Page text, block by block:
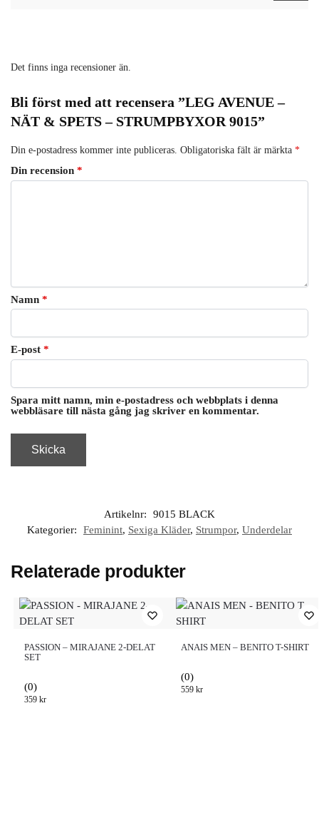
Det finns inga recensioner än.
Bli först med att recensera ”LEG AVENUE –
NÄT & SPETS – STRUMPBYXOR 9015”
Din e-postadress kommer inte publiceras. Obligatoriska fält är märkta *
Din recension *
Namn *
E-post *
Spara mitt namn, min e-postadress och webbplats i denna
webbläsare till nästa gång jag skriver en kommentar.
Artikelnr:
9015 BLACK
Kategorier:
Feminint, Sexiga Kläder, Strumpor, Underdelar
Relaterade produkter
PASSION – MIRAJANE 2-DELAT
SET
(0)
359 kr
ANAIS MEN – BENITO T-SHIRT
(0)
559 kr